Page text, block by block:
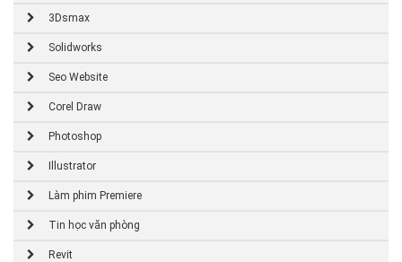
3Dsmax
Solidworks
Seo Website
Corel Draw
Photoshop
Illustrator
Làm phim Premiere
Tin học văn phòng
Revit